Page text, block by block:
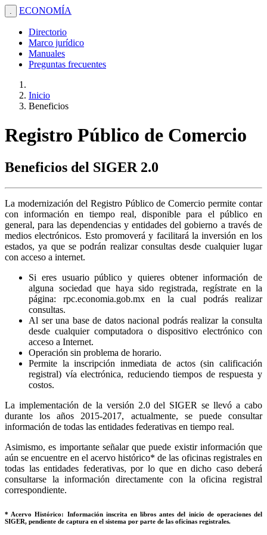
. ECONOMÍA
Directorio
Marco jurídico
Manuales
Preguntas frecuentes
Inicio
Beneficios
Registro Público de Comercio
Beneficios del SIGER 2.0
La modernización del Registro Público de Comercio permite contar
con información en tiempo real, disponible para el público en
general, para las dependencias y entidades del gobierno a través de
medios electrónicos. Esto promoverá y facilitará la inversión en los
estados, ya que se podrán realizar consultas desde cualquier lugar
con acceso a internet.
Si eres usuario público y quieres obtener información de
alguna sociedad que haya sido registrada, regístrate en la
página: rpc.economia.gob.mx en la cual podrás realizar
consultas.
Al ser una base de datos nacional podrás realizar la consulta
desde cualquier computadora o dispositivo electrónico con
acceso a Internet.
Operación sin problema de horario.
Permite la inscripción inmediata de actos (sin calificación
registral) vía electrónica, reduciendo tiempos de respuesta y
costos.
La implementación de la versión 2.0 del SIGER se llevó a cabo
durante los años 2015-2017, actualmente, se puede consultar
información de todas las entidades federativas en tiempo real.
Asimismo, es importante señalar que puede existir información que
aún se encuentre en el acervo histórico* de las oficinas registrales en
todas las entidades federativas, por lo que en dicho caso deberá
consultarse la información directamente con la oficina registral
correspondiente.
* Acervo Histórico: Información inscrita en libros antes del inicio de operaciones del
SIGER, pendiente de captura en el sistema por parte de las oficinas registrales.